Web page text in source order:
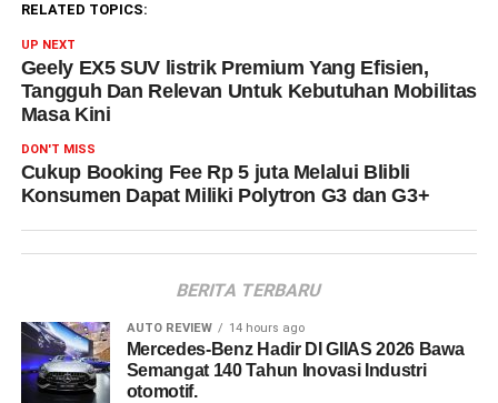
RELATED TOPICS:
UP NEXT
Geely EX5 SUV listrik Premium Yang Efisien,
Tangguh Dan Relevan Untuk Kebutuhan Mobilitas
Masa Kini
DON'T MISS
Cukup Booking Fee Rp 5 juta Melalui Blibli
Konsumen Dapat Miliki Polytron G3 dan G3+
BERITA TERBARU
AUTO REVIEW 14 hours ago
Mercedes-Benz Hadir DI GIIAS 2026 Bawa
Semangat 140 Tahun Inovasi Industri
otomotif.